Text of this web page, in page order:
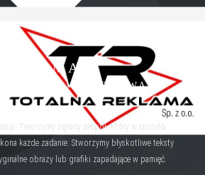
WARSZAWA
Tworzymy zgrany zespół, który w sposób
każde zadanie. Stworzymy błyskotliwe teksty
obrazy lub grafiki zapadające w pamięć.